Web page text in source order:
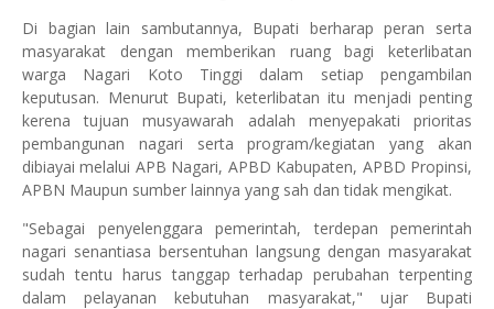
Di bagian lain sambutannya, Bupati berharap peran serta
masyarakat dengan memberikan ruang bagi keterlibatan
warga Nagari Koto Tinggi dalam setiap pengambilan
keputusan. Menurut Bupati, keterlibatan itu menjadi penting
kerena tujuan musyawarah adalah menyepakati prioritas
pembangunan nagari serta program/kegiatan yang akan
dibiayai melalui APB Nagari, APBD Kabupaten, APBD Propinsi,
APBN Maupun sumber lainnya yang sah dan tidak mengikat.
"Sebagai penyelenggara pemerintah, terdepan pemerintah
nagari senantiasa bersentuhan langsung dengan masyarakat
sudah tentu harus tanggap terhadap perubahan terpenting
dalam pelayanan kebutuhan masyarakat," ujar Bupati